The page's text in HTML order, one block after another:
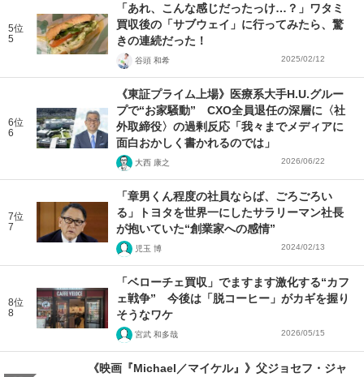
5位
5
「あれ、こんな感じだったっけ…？」ワタミ
買収後の「サブウェイ」に行ってみたら、驚
きの連続だった！
谷頭 和希 2025/02/12
6位
6
《東証プライム上場》医療系大手H.U.グルー
プで“お家騒動” CXO全員退任の深層に〈社
外取締役〉の過剰反応「我々までメディアに
面白おかしく書かれるのでは」
大西 康之 2026/06/22
7位
7
「章男くん程度の社員ならば、ごろごろい
る」トヨタを世界一にしたサラリーマン社長
が抱いていた“創業家への感情”
児玉 博 2024/02/13
8位
8
「ベローチェ買収」でますます激化する“カフ
ェ戦争” 今後は「脱コーヒー」がカギを握り
そうなワケ
宮武 和多哉 2026/05/15
《映画『Michael／マイケル』》父ジョセフ・ジャ